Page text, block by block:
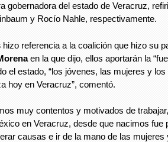
gobernadora del estado de Veracruz,
y Rocío Nahle, respectivamente.
hizo referencia a la coalición que hizo su
en la que dijo, ellos aportarán la
el estado, “los jóvenes, las mujeres y
hoy en Veracruz”, comentó.
muy contentos y motivados de
en Veracruz, desde que nacimos fue
causas e ir de la mano de las mujeres